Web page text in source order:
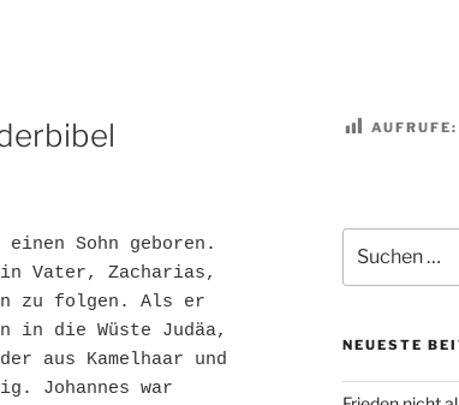
Sohn geboren.
Vater, Zacharias,
zu folgen. Als er
in die Wüste Judäa,
aus Kamelhaar und
Johannes war
AUFRUFE:
nach:
NEUESTE